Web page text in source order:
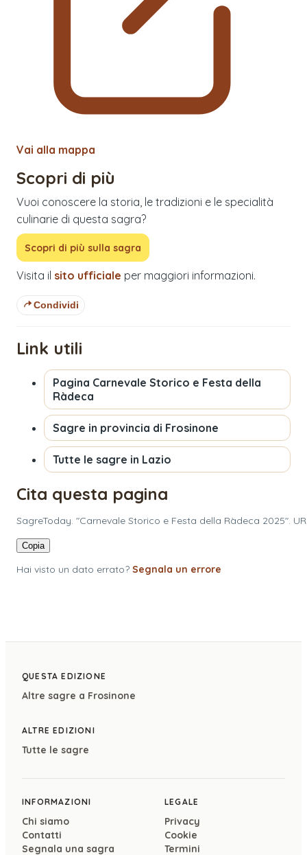
Vai alla mappa
Scopri di più
Vuoi conoscere la storia, le tradizioni e le specialità
culinarie di questa sagra?
Scopri di più sulla sagra
Visita il sito ufficiale per maggiori informazioni.
Condividi
Link utili
Pagina Carnevale Storico e Festa della
Ràdeca
Sagre in provincia di Frosinone
Tutte le sagre in Lazio
Cita questa pagina
SagreToday. "Carnevale Storico e Festa della Ràdeca
Copia
Hai visto un dato errato? Segnala un errore
QUESTA EDIZIONE
Altre sagre a Frosinone
ALTRE EDIZIONI
Tutte le sagre
INFORMAZIONI
Chi siamo
Contatti
Segnala una sagra
LEGALE
Privacy
Cookie
Termini